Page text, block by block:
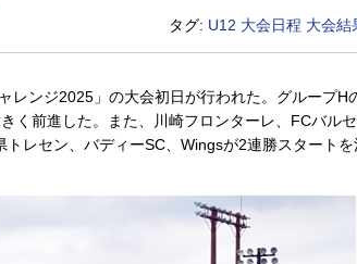
タグ: U12 大会日程 大会結
レンジ2025」の大会初日が行われた。グループH
く前進した。また、川崎フロンターレ、FCバル
レセン、バディーSC、Wingsが2連勝スタート